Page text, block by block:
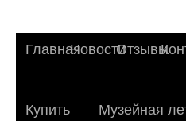
ГлавнаяНовостиОтзывы
Купить
Музейная